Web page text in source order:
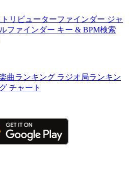
リビューターファインダー ジャ
ファインダー キー & BPM検索
曲ランキング ラジオ局ランキン
チャート